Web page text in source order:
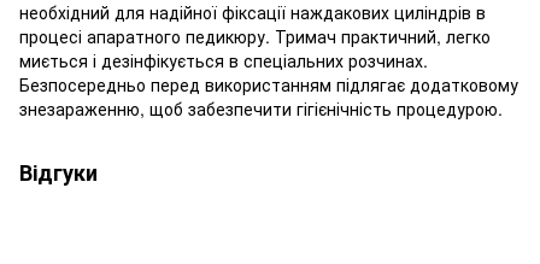
необхідний для надійної фіксації наждакових циліндрів в
процесі апаратного педикюру. Тримач практичний, легко
миється і дезінфікується в спеціальних розчинах.
Безпосередньо перед використанням підлягає додатковому
знезараженню, щоб забезпечити гігієнічність процедурою.
Відгуки